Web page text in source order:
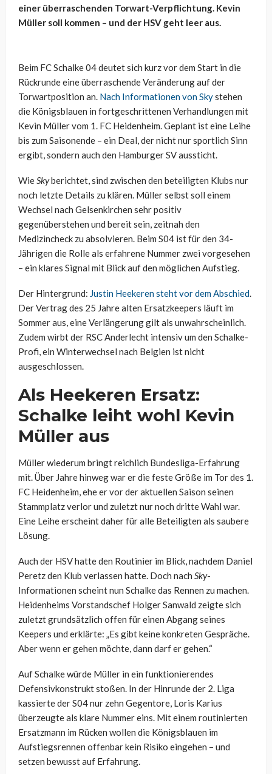
einer überraschenden Torwart-Verpflichtung. Kevin
Müller soll kommen – und der HSV geht leer aus.
Beim FC Schalke 04 deutet sich kurz vor dem Start in die
Rückrunde eine überraschende Veränderung auf der
Torwartposition an. Nach Informationen von Skystehen
die Königsblauen in fortgeschrittenen Verhandlungen mit
Kevin Müller vom 1. FC Heidenheim. Geplant ist eine Leihe
bis zum Saisonende – ein Deal, der nicht nur sportlich Sinn
ergibt, sondern auch den Hamburger SV aussticht.
WieSkyberichtet, sind zwischen den beteiligten Klubs nur
noch letzte Details zu klären. Müller selbst soll einem
Wechsel nach Gelsenkirchen sehr positiv
gegenüberstehen und bereit sein, zeitnah den
Medizincheck zu absolvieren. Beim S04 ist für den 34-
Jährigen die Rolle als erfahrene Nummer zwei vorgesehen
– ein klares Signal mit Blick auf den möglichen Aufstieg.
Der Hintergrund: Justin Heekeren steht vor dem Abschied.
Der Vertrag des 25 Jahre alten Ersatzkeepers läuft im
Sommer aus, eine Verlängerung gilt als unwahrscheinlich.
Zudem wirbt der RSC Anderlecht intensiv um den Schalke-
Profi, ein Winterwechsel nach Belgien ist nicht
ausgeschlossen.
Als Heekeren Ersatz:
Schalke leiht wohl Kevin
Müller aus
Müller wiederum bringt reichlich Bundesliga-Erfahrung
mit. Über Jahre hinweg war er die feste Größe im Tor des 1.
FC Heidenheim, ehe er vor der aktuellen Saison seinen
Stammplatz verlor und zuletzt nur noch dritte Wahl war.
Eine Leihe erscheint daher für alle Beteiligten als saubere
Lösung.
Auch der HSV hatte den Routinier im Blick, nachdem Daniel
Peretz den Klub verlassen hatte. Doch nach Sky-
Informationen scheint nun Schalke das Rennen zu machen.
Heidenheims Vorstandschef Holger Sanwald zeigte sich
zuletzt grundsätzlich offen für einen Abgang seines
Keepers und erklärte: „Es gibt keine konkreten Gespräche.
Aber wenn er gehen möchte, dann darf er gehen.“
Auf Schalke würde Müller in ein funktionierendes
Defensivkonstrukt stoßen. In der Hinrunde der 2. Liga
kassierte der S04 nur zehn Gegentore, Loris Karius
überzeugte als klare Nummer eins. Mit einem routinierten
Ersatzmann im Rücken wollen die Königsblauen im
Aufstiegsrennen offenbar kein Risiko eingehen – und
setzen bewusst auf Erfahrung.